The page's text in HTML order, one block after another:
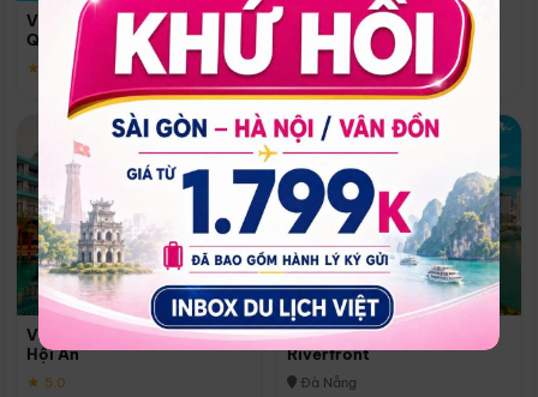
Vinpearl Resort & Spa Phu
Quoc
★ 5.0
Quoc
Phú Quốc
★ 5.0
Vinpearl Resort & Golf Nam
Hội An
★ 5.0
Melia Vinpearl Danang
Riverfront
Đà Nẵng